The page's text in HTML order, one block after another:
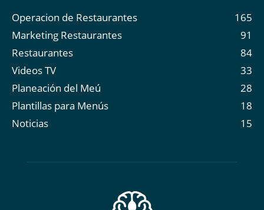
Operacion de Restaurantes
165
Marketing Restaurantes
91
Restaurantes
84
Videos TV
33
Planeación del Meú
28
Plantillas para Menús
18
Noticias
15